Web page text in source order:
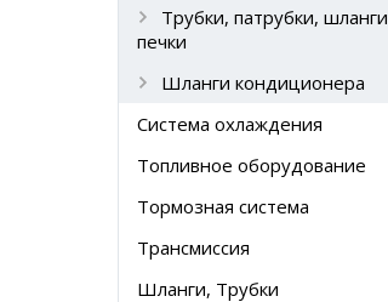
Трубки, патрубки, шланги
печки
Шланги кондиционера
Система охлаждения
Топливное оборудование
Тормозная система
Трансмиссия
Шланги, Трубки